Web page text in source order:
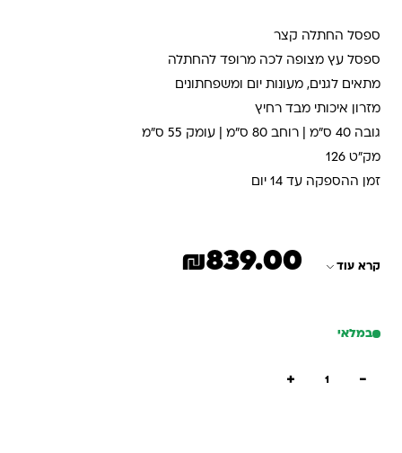
ספסל החתלה קצר
ספסל עץ מצופה לכה מרופד להחתלה
מתאים לגנים, מעונות יום ומשפחתונים
מזרון איכותי מבד רחיץ
גובה 40 ס"מ | רוחב 80 ס"מ | עומק 55 ס"מ
מק"ט 126
זמן ההספקה עד 14 יום
קרא עוד ₪839.00
במלאי
−
+